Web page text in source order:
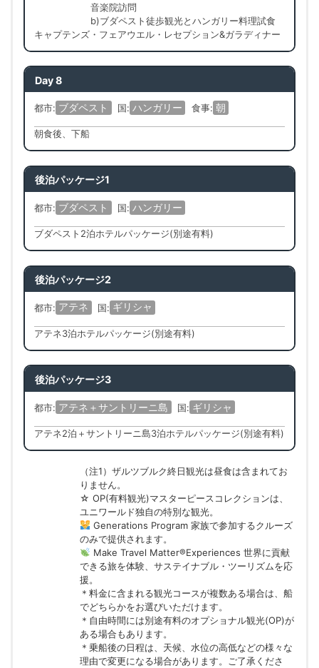
音楽院訪問
b)ブダペスト徒歩観光とハンガリー料理試食
キャプテンズ・フェアウエル・レセプション&ガラディナー
Day 8
都市: ブダペスト 国: ハンガリー 食事: 朝
朝食後、下船
後泊パッケージ1
都市: ブダペスト 国: ハンガリー
ブダペスト2泊ホテルパッケージ(別途有料)
後泊パッケージ2
都市: アテネ 国: ギリシャ
アテネ3泊ホテルパッケージ(別途有料)
後泊パッケージ3
都市: アテネ＋サントリーニ島 国: ギリシャ
アテネ2泊＋サントリーニ島3泊ホテルパッケージ(別途有料)
（注1）ザルツブルク終日観光は昼食は含まれてお
りません。
☆ OP(有料観光)マスターピースコレクションは、
ユニワールド独自の特別な観光。
Generations Program 家族で参加するクルーズ
のみで提供されます。
Make Travel Matter®Experiences 世界に貢献
できる旅を体験、サステイナブル・ツーリズムを応
援。
＊料金に含まれる観光コースが複数ある場合は、船
でどちらかをお選びいただけます。
＊自由時間には別途有料のオプショナル観光(OP)が
ある場合もあります。
＊乗船後の日程は、天候、水位の高低などの様々な
理由で変更になる場合があります。ご了承くださ